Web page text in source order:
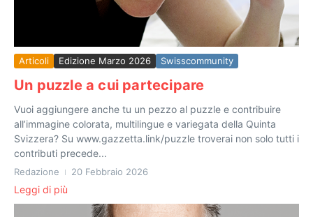
Articoli Edizione Marzo 2026 Swisscommunity
Un puzzle a cui partecipare
Vuoi aggiungere anche tu un pezzo al puzzle e contribuire
all’immagine colorata, multilingue e variegata della Quinta
Svizzera? Su www.gazzetta.link/puzzle troverai non solo tutti i
contributi precede...
Redazione 20 Febbraio 2026
Leggi di più